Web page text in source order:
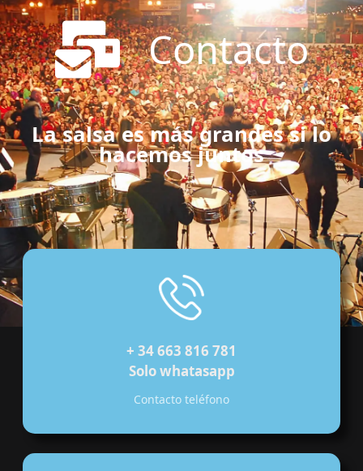
Contacto
La salsa es más grandes si lo
hacemos juntos
+ 34 663 816 781
Solo whatasapp
Contacto teléfono